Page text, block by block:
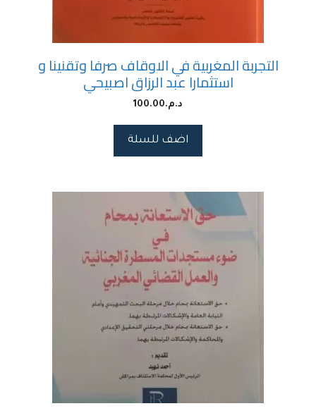
التجربة المغربية في الاوقاف صرفا وتقنينا و
استثمارا عبد الرزاق اصبيحي
د.م.100.00
اضف للسلة